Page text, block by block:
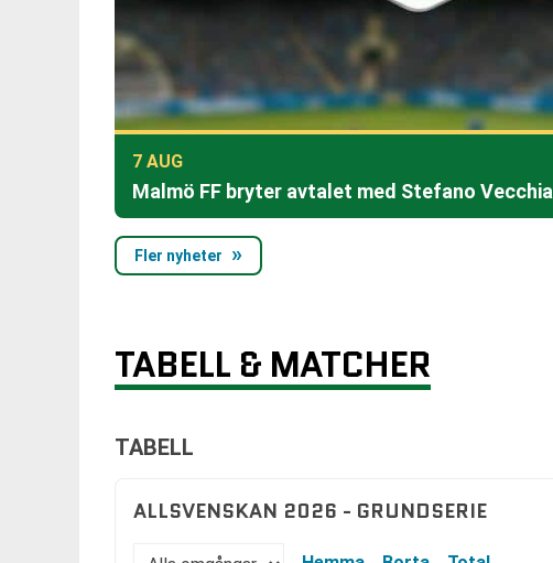
7 AUG
Malmö FF bryter avtalet med Stefano Vecchia
Fler nyheter
TABELL & MATCHER
TABELL
ALLSVENSKAN 2026 - GRUNDSERIE